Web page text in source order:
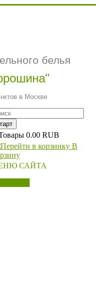
белья
в Москве
0.00 RUB
В
САЙТА